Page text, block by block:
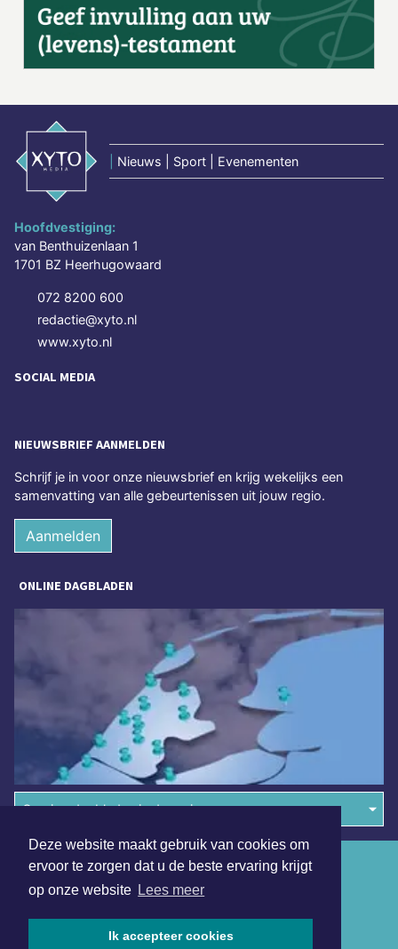
Deze website maakt gebruik van cookies om
ervoor te zorgen dat u de beste ervaring krijgt
op onze website Lees meer
Ik accepteer cookies
Nieuws | Sport | Evenementen
Hoofdvestiging:
van Benthuizenlaan 1
1701 BZ Heerhugowaard
072 8200 600
redactie@xyto.nl
www.xyto.nl
SOCIAL MEDIA
NIEUWSBRIEF AANMELDEN
Schrijf je in voor onze nieuwsbrief en krijg wekelijks een
samenvatting van alle gebeurtenissen uit jouw regio.
Aanmelden
ONLINE DAGBLADEN
Overige dagbladen in de regio
Algemene voorwaarden
Disclaimer